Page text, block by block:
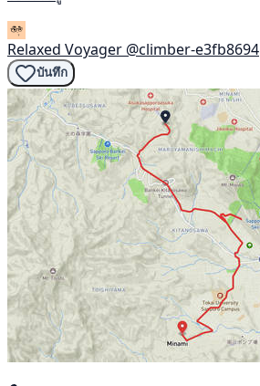
Relaxed Voyager @climber-e3fb8694
บันทึก